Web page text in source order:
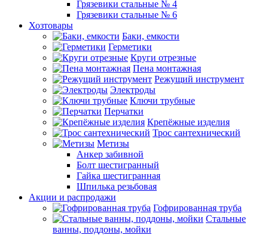
Грязевики стальные № 4
Грязевики стальные № 6
Хозтовары
Баки, емкости
Герметики
Круги отрезные
Пена монтажная
Режущий инструмент
Электроды
Ключи трубные
Перчатки
Крепёжные изделия
Трос сантехнический
Метизы
Анкер забивной
Болт шестигранный
Гайка шестигранная
Шпилька резьбовая
Акции и распродажи
Гофрированная труба
Стальные
ванны, поддоны, мойки